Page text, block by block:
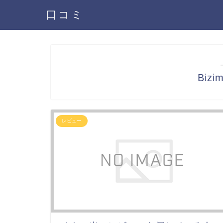
口コミ
レビュー